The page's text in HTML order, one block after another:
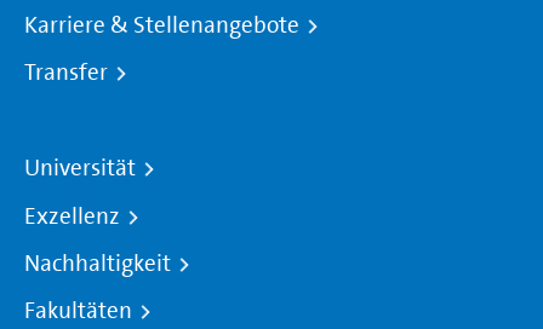
Karriere & Stellenangebote
Transfer
Universität
Exzellenz
Nachhaltigkeit
Fakultäten